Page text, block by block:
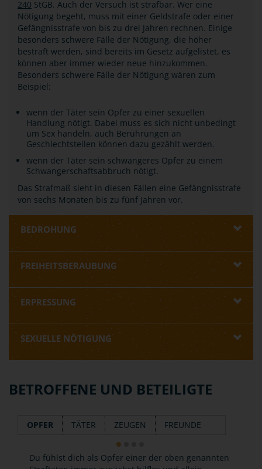
240 StGB. Auch der Versuch ist strafbar. Wer eine
Nötigung begeht, muss mit einer Geldstrafe oder einer
Gefängnisstrafe von bis zu drei Jahren rechnen. Einige
besonders schwere Fälle der Nötigung, die höher
bestraft werden, sind bereits im Gesetz aufgelistet, es
können aber immer wieder neue hinzukommen.
Besonders schwere Fälle der Nötigung wären zum
Beispiel:
wenn der Täter sein Opfer zu einer sexuellen
Handlung nötigt. Dabei muss es sich nicht unbedingt
um Sex handeln, auch Berührungen an
Geschlechtsteilen können dazu gezählt werden.
wenn der Täter sein schwangeres Opfer zu einem
Schwangerschaftsabbruch nötigt.
Das Strafmaß sieht in diesen Fällen eine Gefängnisstrafe
von sechs Monaten bis zu fünf Jahren vor.
BEDROHUNG
FREIHEITSBERAUBUNG
ERPRESSUNG
SEXUELLE NÖTIGUNG
BETROFFENE UND BETEILIGTE
OPFER TÄTER ZEUGEN FREUNDE
Du fühlst dich als Opfer einer der oben genannten